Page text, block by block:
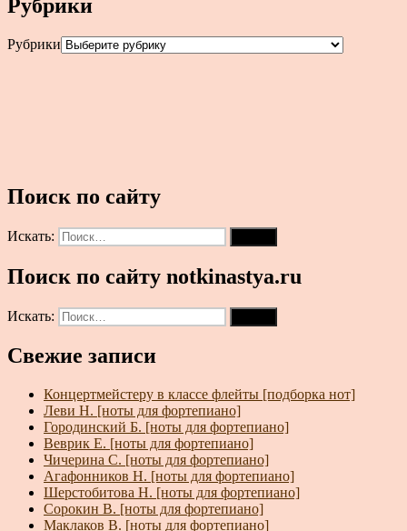
Рубрики
Рубрики
Поиск по сайту
Искать:
Поиск по сайту notkinastya.ru
Искать:
Свежие записи
Концертмейстеру в классе флейты [подборка нот]
Леви Н. [ноты для фортепиано]
Городинский Б. [ноты для фортепиано]
Веврик Е. [ноты для фортепиано]
Чичерина С. [ноты для фортепиано]
Агафонников Н. [ноты для фортепиано]
Шерстобитова Н. [ноты для фортепиано]
Сорокин В. [ноты для фортепиано]
Маклаков В. [ноты для фортепиано]